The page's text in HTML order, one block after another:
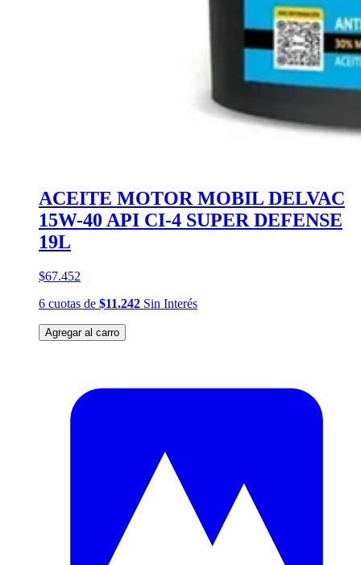
ACEITE MOTOR MOBIL DELVAC
15W-40 API CI-4 SUPER DEFENSE
19L
$67.452
6 cuotas de $11.242 Sin Interés
Agregar al carro